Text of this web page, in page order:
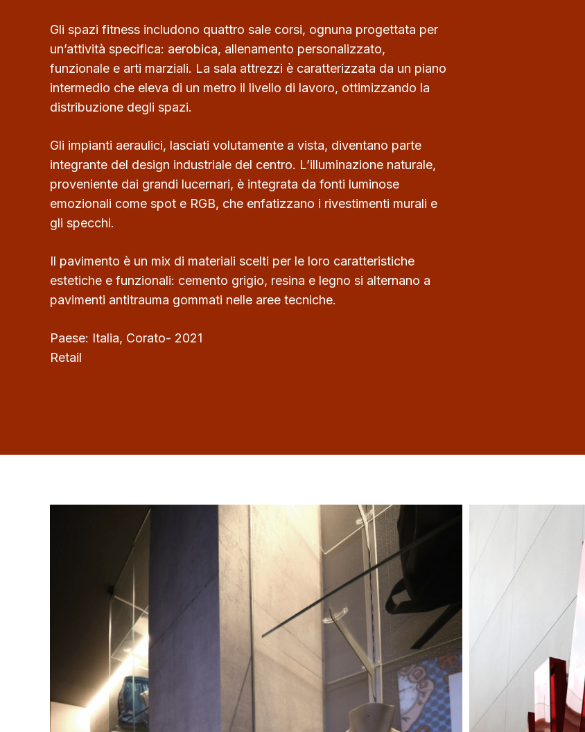
Gli spazi fitness includono quattro sale corsi, ognuna progettata per
un’attività specifica: aerobica, allenamento personalizzato,
funzionale e arti marziali. La sala attrezzi è caratterizzata da un piano
intermedio che eleva di un metro il livello di lavoro, ottimizzando la
distribuzione degli spazi.
Gli impianti aeraulici, lasciati volutamente a vista, diventano parte
integrante del design industriale del centro. L’illuminazione naturale,
proveniente dai grandi lucernari, è integrata da fonti luminose
emozionali come spot e RGB, che enfatizzano i rivestimenti murali e
gli specchi.
Il pavimento è un mix di materiali scelti per le loro caratteristiche
estetiche e funzionali: cemento grigio, resina e legno si alternano a
pavimenti antitrauma gommati nelle aree tecniche.
Paese: Italia, Corato- 2021
Retail